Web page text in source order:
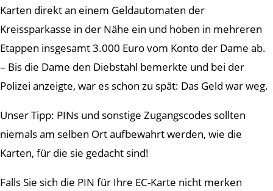
Karten direkt an einem Geldautomaten der
Kreissparkasse in der Nähe ein und hoben in mehreren
Etappen insgesamt 3.000 Euro vom Konto der Dame ab.
– Bis die Dame den Diebstahl bemerkte und bei der
Polizei anzeigte, war es schon zu spät: Das Geld war weg.
Unser Tipp: PINs und sonstige Zugangscodes sollten
niemals am selben Ort aufbewahrt werden, wie die
Karten, für die sie gedacht sind!
Falls Sie sich die PIN für Ihre EC-Karte nicht merken